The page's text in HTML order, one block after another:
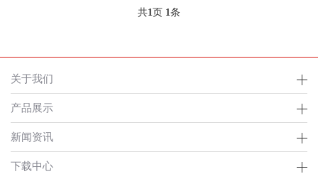
共1 页 1 条
关于我们
产品展示
新闻资讯
下载中心